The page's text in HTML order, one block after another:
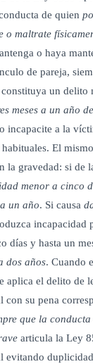
de calumnia y
durante el
podrá
las medidas
Ley N° 7586, Ley
abril de 1996, así
previstas en la
de abril de 1996.
ordenar a la
sin perjuicio
su
de quien
o maltrate
o haya
de pareja,
un delito
meses a un año
incapacite a la
El
la gravedad: si de
menor a cinco
un año. Si causa
incapacidad
días y hasta un
dos años. Cuando
aplica el delito de
con su pena
que la
articula la Ley
evitando